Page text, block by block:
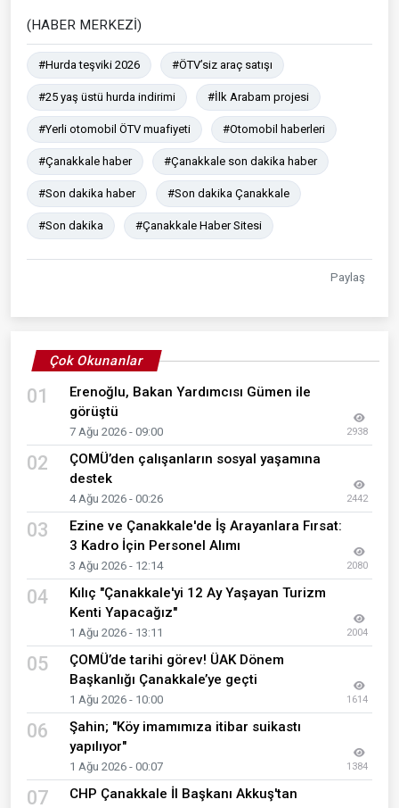
(HABER MERKEZİ)
#Hurda teşviki 2026 #ÖTV’siz araç satışı
#25 yaş üstü hurda indirimi #İlk Arabam projesi
#Yerli otomobil ÖTV muafiyeti #Otomobil haberleri
#Çanakkale haber #Çanakkale son dakika haber
#Son dakika haber #Son dakika Çanakkale
#Son dakika #Çanakkale Haber Sitesi
Paylaş
Çok Okunanlar
01
Erenoğlu, Bakan Yardımcısı Gümen ile
görüştü
7 Ağu 2026 - 09:00 2938
02
ÇOMÜ’den çalışanların sosyal yaşamına
destek
4 Ağu 2026 - 00:26 2442
03
Ezine ve Çanakkale'de İş Arayanlara Fırsat:
3 Kadro İçin Personel Alımı
3 Ağu 2026 - 12:14 2080
04
Kılıç "Çanakkale'yi 12 Ay Yaşayan Turizm
Kenti Yapacağız"
1 Ağu 2026 - 13:11 2004
05
ÇOMÜ’de tarihi görev! ÜAK Dönem
Başkanlığı Çanakkale’ye geçti
1 Ağu 2026 - 10:00 1614
06
Şahin; "Köy imamımıza itibar suikastı
yapılıyor"
1 Ağu 2026 - 00:07 1384
07
CHP Çanakkale İl Başkanı Akkuş'tan